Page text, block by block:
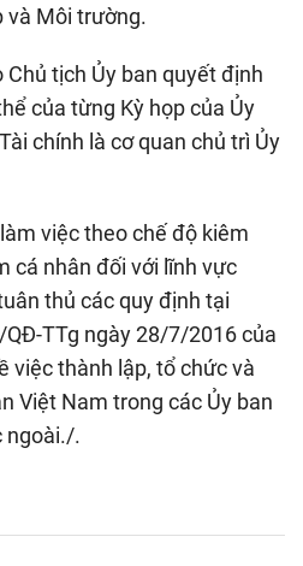
và Môi trường.
tịch Ủy ban quyết định
của từng Kỳ họp của Ủy
chính là cơ quan chủ trì Ủy
việc theo chế độ kiêm
cá nhân đối với lĩnh vực
thủ các quy định tại
TTg ngày 28/7/2016 của
việc thành lập, tổ chức và
Việt Nam trong các Ủy ban
ngoài./.